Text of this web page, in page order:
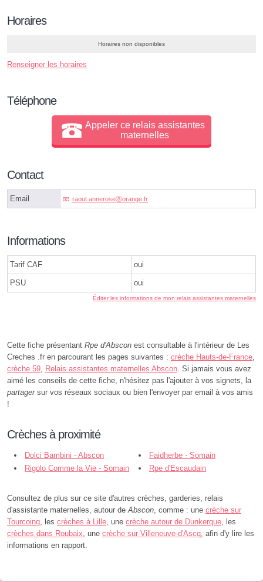
Horaires
Horaires non disponibles
Renseigner les horaires
Téléphone
Appeler ce relais assistantes
maternelles
Contact
Email raout.anneroseⓐorange.fr
Informations
Tarif CAF oui
PSU oui
Éditer les informations de mon relais assistantes maternelles
Cette fiche présentant Rpe d'Abscon est consultable à l'intérieur de Les
Creches .fr en parcourant les pages suivantes : crèche Hauts-de-France,
crèche 59, Relais assistantes maternelles Abscon. Si jamais vous avez
aimé les conseils de cette fiche, n'hésitez pas l'ajouter à vos signets, la
partagersur vos réseaux sociaux ou bien l'envoyer par email à vos amis
!
Crèches à proximité
Dolci Bambini - Abscon
Faidherbe - Somain
Rigolo Comme la Vie - Somain
Rpe d'Escaudain
Consultez de plus sur ce site d'autres crèches, garderies, relais
d'assistante maternelles, autour deAbscon, comme : une crèche sur
Tourcoing, les crèches à Lille, une crèche autour de Dunkerque, les
crèches dans Roubaix, une crèche sur Villeneuve-d'Ascq, afin d'y lire les
informations en rapport.